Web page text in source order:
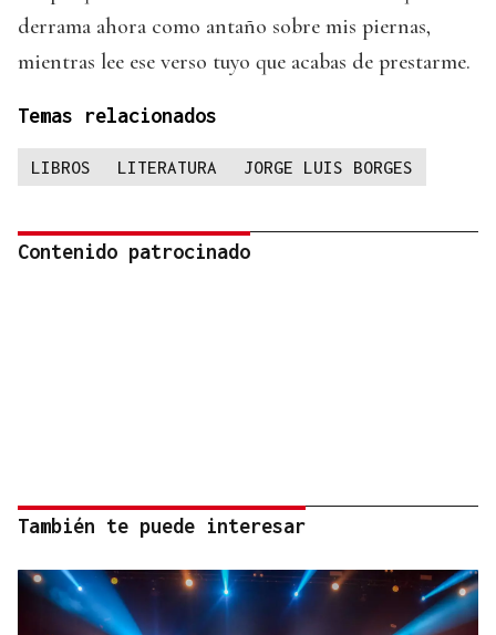
derrama ahora como antaño sobre mis piernas,
mientras lee ese verso tuyo que acabas de prestarme.
Temas relacionados
LIBROS LITERATURA JORGE LUIS BORGES
Contenido patrocinado
También te puede interesar